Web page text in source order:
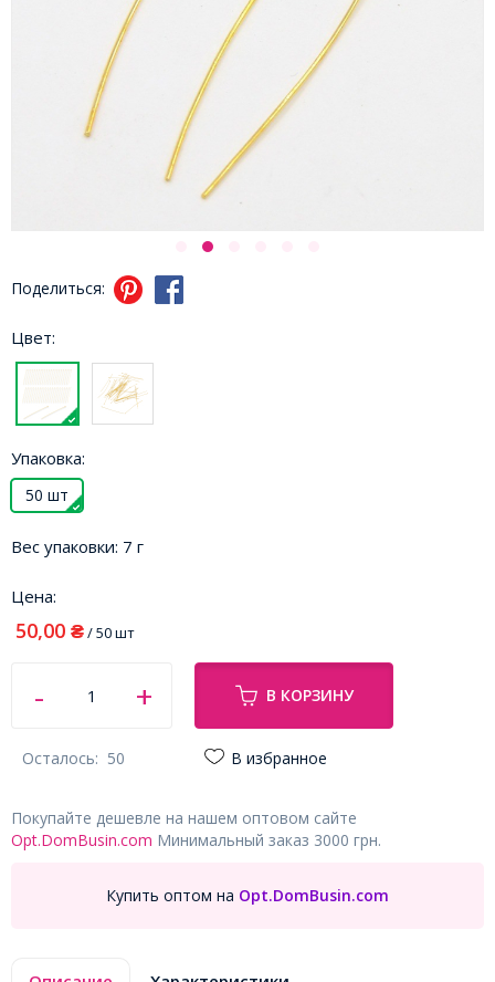
Поделиться:
Цвет:
Упаковка:
50 шт
Вес упаковки: 7 г
Цена:
50,00 ₴/ 50 шт
В КОРЗИНУ
Осталось: 50 В избранное
Покупайте дешевле на нашем оптовом сайте
Opt.DomBusin.com Минимальный заказ 3000 грн.
Купить оптом на Opt.DomBusin.com